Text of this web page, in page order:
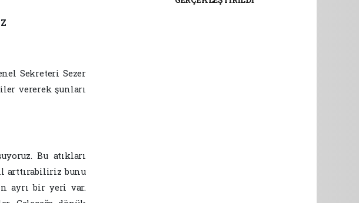
Sekreteri Sezer
vererek şunları
Bu atıkları
arttırabiliriz bunu
ayrı bir yeri var.